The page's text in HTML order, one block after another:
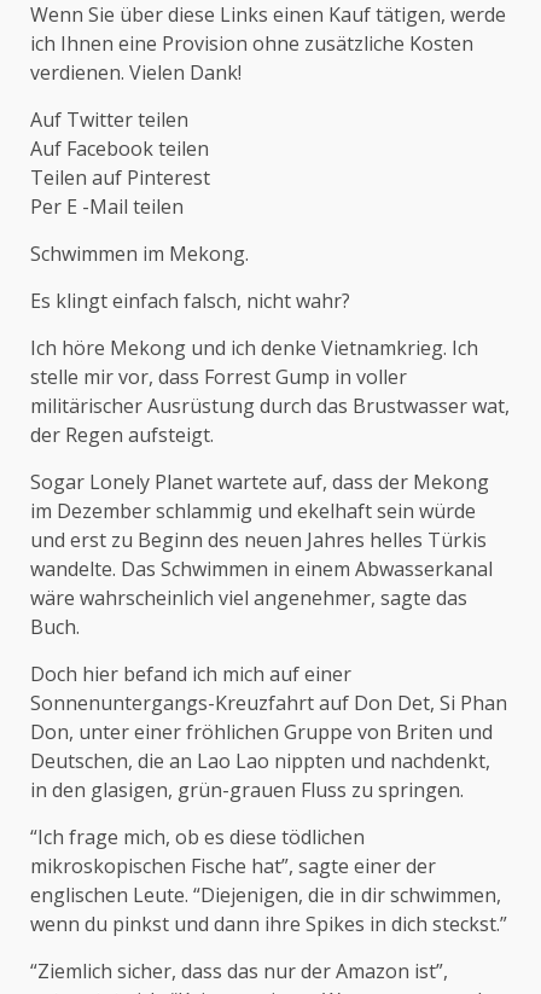
Wenn Sie über diese Links einen Kauf tätigen, werde
ich Ihnen eine Provision ohne zusätzliche Kosten
verdienen. Vielen Dank!
Auf Twitter teilen
Auf Facebook teilen
Teilen auf Pinterest
Per E -Mail teilen
Schwimmen im Mekong.
Es klingt einfach falsch, nicht wahr?
Ich höre Mekong und ich denke Vietnamkrieg. Ich
stelle mir vor, dass Forrest Gump in voller
militärischer Ausrüstung durch das Brustwasser wat,
der Regen aufsteigt.
Sogar Lonely Planet wartete auf, dass der Mekong
im Dezember schlammig und ekelhaft sein würde
und erst zu Beginn des neuen Jahres helles Türkis
wandelte. Das Schwimmen in einem Abwasserkanal
wäre wahrscheinlich viel angenehmer, sagte das
Buch.
Doch hier befand ich mich auf einer
Sonnenuntergangs-Kreuzfahrt auf Don Det, Si Phan
Don, unter einer fröhlichen Gruppe von Briten und
Deutschen, die an Lao Lao nippten und nachdenkt,
in den glasigen, grün-grauen Fluss zu springen.
“Ich frage mich, ob es diese tödlichen
mikroskopischen Fische hat”, sagte einer der
englischen Leute. “Diejenigen, die in dir schwimmen,
wenn du pinkst und dann ihre Spikes in dich steckst.”
“Ziemlich sicher, dass das nur der Amazon ist”,